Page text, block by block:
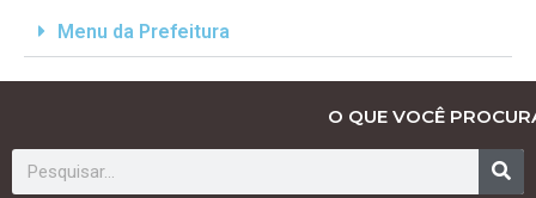
Menu da Prefeitura
O QUE VOCÊ